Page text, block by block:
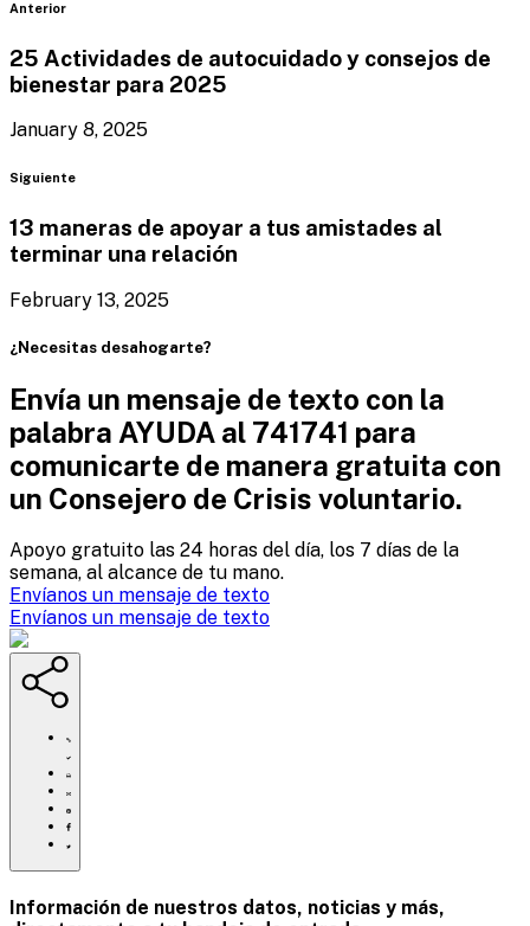
AnteriorBlog
25 Actividades de autocuidado y consejos de
bienestar para 2025
January 8, 2025
SiguienteBlog
13 maneras de apoyar a tus amistades al
terminar una relación
February 13, 2025
¿Necesitas desahogarte?
Envía un mensaje de texto con la
palabra AYUDA al 741741 para
comunicarte de manera gratuita con
un Consejero de Crisis voluntario.
Apoyo gratuito las 24 horas del día, los 7 días de la
semana, al alcance de tu mano.
Envíanos un mensaje de texto
Envíanos un mensaje de texto
https://www.crisistextline.org/es/2025/01/13/conoce-
a-
nuestra-
agente-
de-
cambio-
del-
la-
sujana-
Haga
clic
para
imprimir
Compartir
esta
página
por
electrónico
Compartir
esta
página
Pinterest
Compartir
esta
en
Compartir
página
Twitter
Información de nuestros datos, noticias y más,